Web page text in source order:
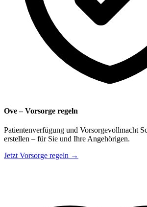
Ove – Vorsorge regeln
Patientenverfügung und Vorsorgevollmacht
erstellen – für Sie und Ihre Angehörigen.
Jetzt Vorsorge regeln →